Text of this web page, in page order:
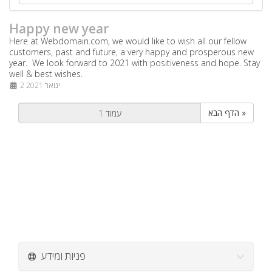
Happy new year
Here at Webdomain.com, we would like to wish all our fellow
customers, past and future, a very happy and prosperous new
year. We look forward to 2021 with positiveness and hope. Stay
well & best wishes.
2 ינואר 2021
הדף הבא »
פניות ומידע